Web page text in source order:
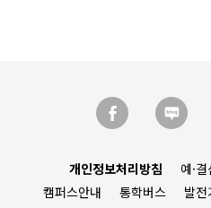
개인정보처리방침 예·
캠퍼스안내
통학버스 발전